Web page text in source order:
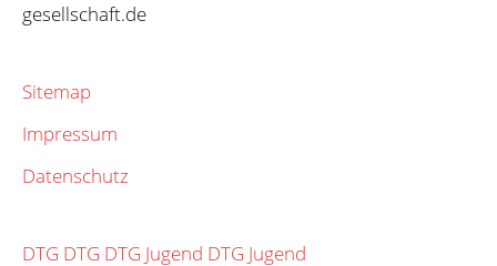
gesellschaft.de
Sitemap
Impressum
Datenschutz
DTG DTG DTG Jugend DTG Jugend